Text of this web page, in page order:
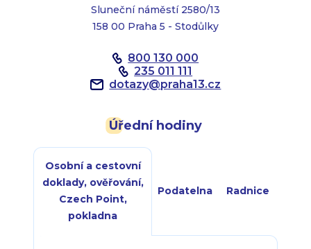
Sluneční náměstí 2580/13
158 00 Praha 5 - Stodůlky
800 130 000
235 011 111
dotazy@praha13.cz
Úřední hodiny
Osobní a cestovní
doklady, ověřování,
Czech Point,
pokladna
Podatelna Radnice